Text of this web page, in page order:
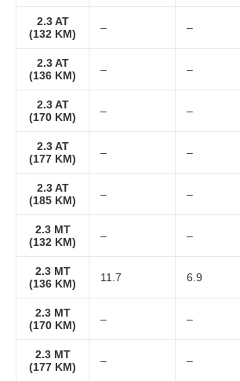
2.3 AT
(132 KM)
– –
2.3 AT
(136 KM)
– –
2.3 AT
(170 KM)
– –
2.3 AT
(177 KM)
– –
2.3 AT
(185 KM)
– –
2.3 MT
(132 KM)
– –
2.3 MT
(136 KM)
11.7 6.9
2.3 MT
(170 KM)
– –
2.3 MT
(177 KM)
– –